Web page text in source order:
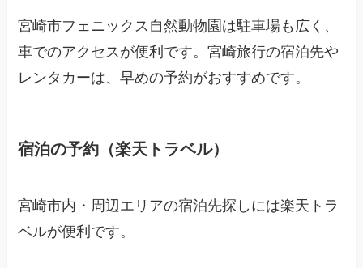
宮崎市フェニックス自然動物園は駐車場も広く、
車でのアクセスが便利です。宮崎旅行の宿泊先や
レンタカーは、早めの予約がおすすめです。
宿泊の予約（楽天トラベル）
宮崎市内・周辺エリアの宿泊先探しには楽天トラ
ベルが便利です。